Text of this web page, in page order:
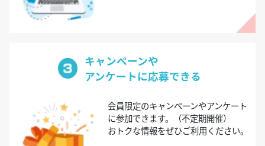
キャンペーンや
アンケートに応募できる
会員限定のキャンペーンやアンケート
に参加できます。（不定期開催）
おトクな情報をぜひご利用ください。